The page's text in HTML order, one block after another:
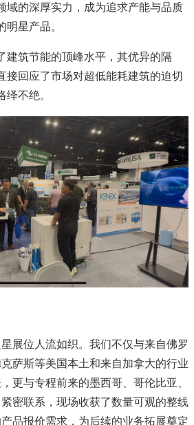
域的深厚实力，成为追求产能与品质
明星产品。
建筑节能的顶峰水平，其优异的隔
接回应了市场对超低能耗建筑的迫切
绎不绝。
展位人流如织。我们不仅与来自佛罗
萨斯等美国本土和来自加拿大的行业
更与专程前来的墨西哥、哥伦比亚、
密联系，现场收获了数量可观的整线
品报价需求，为后续的业务拓展奠定